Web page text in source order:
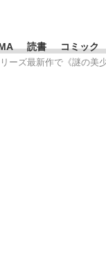
れのK-POPアイドルた
読書 コミック
紀
ズ最新作で《謎の美